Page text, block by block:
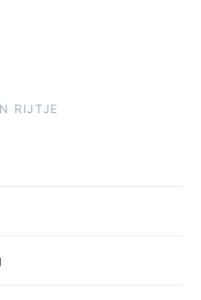
RIJTJE